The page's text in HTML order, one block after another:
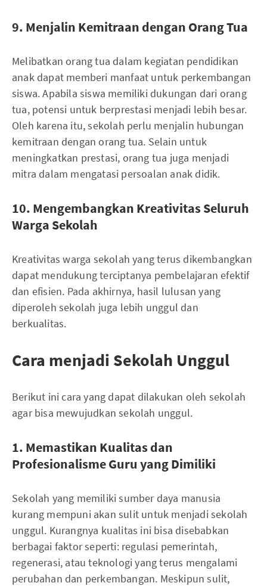
9. Menjalin Kemitraan dengan Orang Tua
Melibatkan orang tua dalam kegiatan pendidikan
anak dapat memberi manfaat untuk perkembangan
siswa. Apabila siswa memiliki dukungan dari orang
tua, potensi untuk berprestasi menjadi lebih besar.
Oleh karena itu, sekolah perlu menjalin hubungan
kemitraan dengan orang tua. Selain untuk
meningkatkan prestasi, orang tua juga menjadi
mitra dalam mengatasi persoalan anak didik.
10. Mengembangkan Kreativitas Seluruh
Warga Sekolah
Kreativitas warga sekolah yang terus dikembangkan
dapat mendukung terciptanya pembelajaran efektif
dan efisien. Pada akhirnya, hasil lulusan yang
diperoleh sekolah juga lebih unggul dan
berkualitas.
Cara menjadi Sekolah Unggul
Berikut ini cara yang dapat dilakukan oleh sekolah
agar bisa mewujudkan sekolah unggul.
1. Memastikan Kualitas dan
Profesionalisme Guru yang Dimiliki
Sekolah yang memiliki sumber daya manusia
kurang mempuni akan sulit untuk menjadi sekolah
unggul. Kurangnya kualitas ini bisa disebabkan
berbagai faktor seperti: regulasi pemerintah,
regenerasi, atau teknologi yang terus mengalami
perubahan dan perkembangan. Meskipun sulit,